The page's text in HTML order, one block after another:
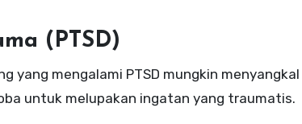
(PTSD)
yang mengalami PTSD mungkin
untuk melupakan ingatan yang traumatis.